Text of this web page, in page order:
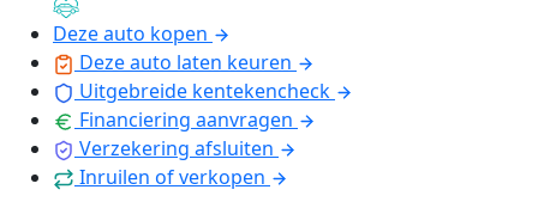
Deze auto kopen
Deze auto laten keuren
Uitgebreide kentekencheck
Financiering aanvragen
Verzekering afsluiten
Inruilen of verkopen